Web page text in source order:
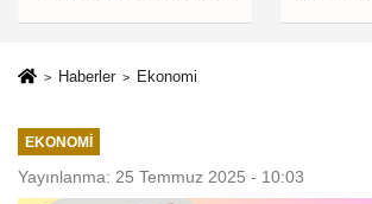
yatırım
Haberler Ekonomi
EKONOMI
Yayınlanma: 25 Temmuz 2025 - 10:03